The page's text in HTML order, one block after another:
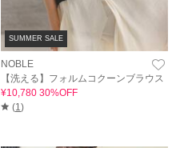
SUMMER SALE
NOBLE
【洗える】フォルムコクーンブラウス
¥10,780 30%OFF
(1)